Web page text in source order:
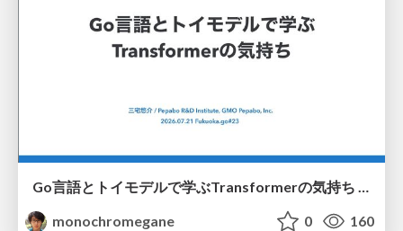
Go言語とトイモデルで学ぶTransformerの気持ち / fukuokago23-transformer
monochromegane
0 160